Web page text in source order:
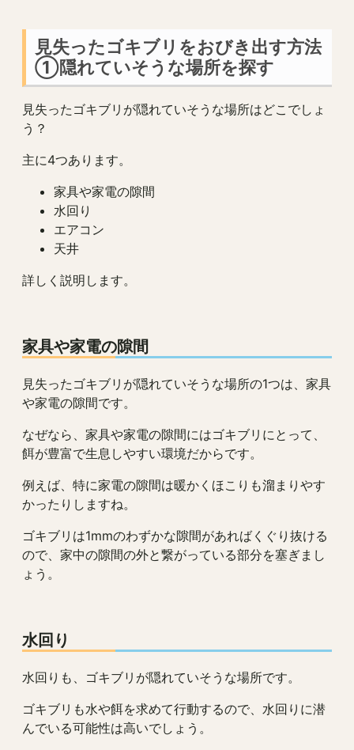
見失ったゴキブリをおびき出す方法
①隠れていそうな場所を探す
見失ったゴキブリが隠れていそうな場所はどこでしょ
う？
主に4つあります。
家具や家電の隙間
水回り
エアコン
天井
詳しく説明します。
家具や家電の隙間
見失ったゴキブリが隠れていそうな場所の1つは、家具
や家電の隙間です。
なぜなら、家具や家電の隙間にはゴキブリにとって、
餌が豊富で生息しやすい環境だからです。
例えば、特に家電の隙間は暖かくほこりも溜まりやす
かったりしますね。
ゴキブリは1mmのわずかな隙間があればくぐり抜ける
ので、家中の隙間の外と繋がっている部分を塞ぎまし
ょう。
水回り
水回りも、ゴキブリが隠れていそうな場所です。
ゴキブリも水や餌を求めて行動するので、水回りに潜
んでいる可能性は高いでしょう。